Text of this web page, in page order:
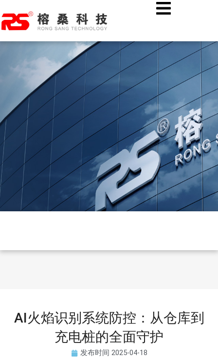
至
内
容
AI融合图像识别技术：燃气特种作业现场安全绳佩戴智能监管
AI火焰识别系统防控：从仓库到
充电桩的全面守护
发布时间 2025-04-18